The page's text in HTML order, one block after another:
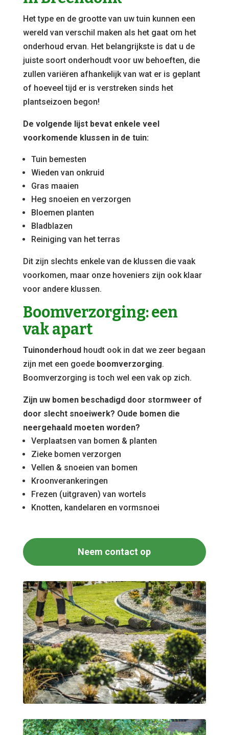
Het type en de grootte van uw tuin kunnen een
wereld van verschil maken als het gaat om het
onderhoud ervan. Het belangrijkste is dat u de
juiste soort onderhoudt voor uw behoeften, die
zullen variëren afhankelijk van wat er is geplant
of hoeveel tijd er is verstreken sinds het
plantseizoen begon!
De volgende lijst bevat enkele veel
voorkomende klussen in de tuin:
Tuin bemesten
Wieden van onkruid
Gras maaien
Heg snoeien en verzorgen
Bloemen planten
Bladblazen
Reiniging van het terras
Dit zijn slechts enkele van de klussen die vaak
voorkomen, maar onze hoveniers zijn ook klaar
voor andere klussen.
Boomverzorging: een
vak apart
Tuinonderhoudhoudt ook in dat we zeer begaan
zijn met een goede boomverzorging.
Boomverzorging is toch wel een vak op zich.
Zijn uw bomen beschadigd door stormweer of
door slecht snoeiwerk? Oude bomen die
neergehaald moeten worden?
Verplaatsen van bomen & planten
Zieke bomen verzorgen
Vellen & snoeien van bomen
Kroonverankeringen
Frezen (uitgraven) van wortels
Knotten, kandelaren en vormsnoei
Neem contact op